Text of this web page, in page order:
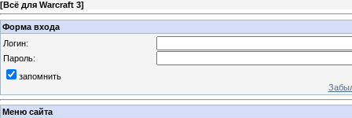
[Всё для Warcraft 3]
Форма входа
Логин:
Пароль:
запомнить
Меню сайта